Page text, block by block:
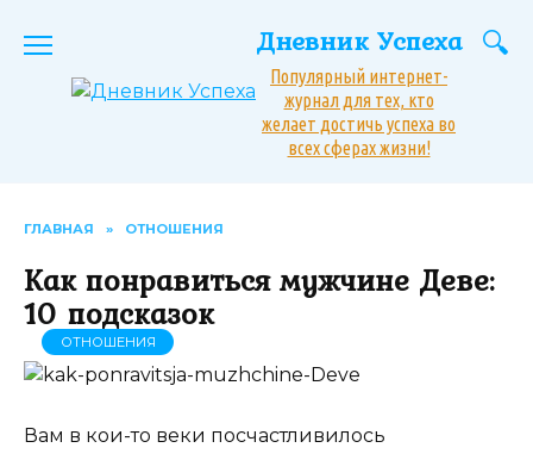
Дневник Успеха
Популярный интернет-
журнал для тех, кто
желает достичь успеха во
всех сферах жизни!
ГЛАВНАЯ » ОТНОШЕНИЯ
Как понравиться мужчине Деве:
10 подсказок
ОТНОШЕНИЯ
Вам в кои-то веки посчастливилось